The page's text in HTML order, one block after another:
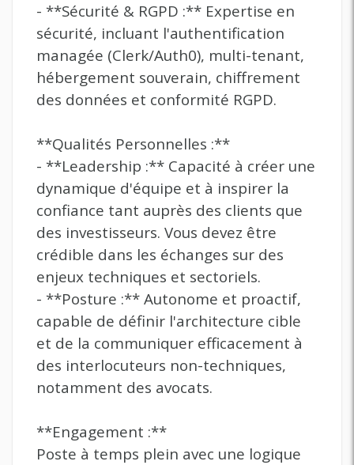
- **Sécurité & RGPD :** Expertise en
sécurité, incluant l'authentification
managée (Clerk/Auth0), multi-tenant,
hébergement souverain, chiffrement
des données et conformité RGPD.
**Qualités Personnelles :**
- **Leadership :** Capacité à créer une
dynamique d'équipe et à inspirer la
confiance tant auprès des clients que
des investisseurs. Vous devez être
crédible dans les échanges sur des
enjeux techniques et sectoriels.
- **Posture :** Autonome et proactif,
capable de définir l'architecture cible
et de la communiquer efficacement à
des interlocuteurs non-techniques,
notamment des avocats.
**Engagement :**
Poste à temps plein avec une logique